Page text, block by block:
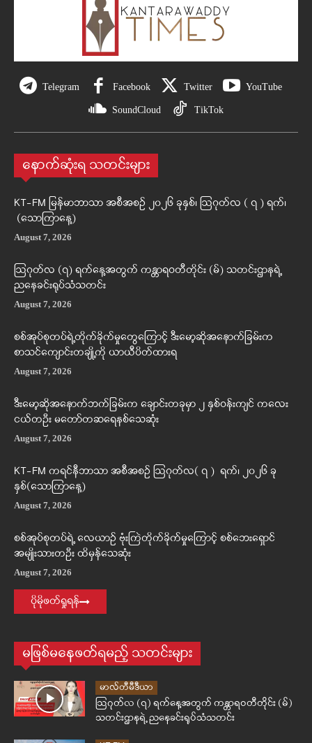
Telegram Facebook Twitter YouTube
SoundCloud TikTok
နောက်ဆုံးရ သတင်းများ
KT-FM မြန်မာဘာသာ အစီအစဉ် ၂၀၂၆ ခုနှစ်၊ ဩဂုတ်လ ( ၇ ) ရက်၊
(သောကြာနေ့)
August 7, 2026
ဩဂုတ်လ (၇) ရက်နေ့အတွက် ကန္တာရဝတီတိုင်း (မ်) သတင်းဌာနရဲ့
ညနေခင်းရုပ်သံသတင်း
August 7, 2026
စစ်အုပ်စုတပ်ရဲ့တိုက်ခိုက်မှုတွေကြောင့် ဒီးမော့ဆိုအနောက်ခြမ်းက
စာသင်ကျောင်းတချို့ကို ယာယီပိတ်ထားရ
August 7, 2026
ဒီးမော့ဆိုအနောက်ဘက်ခြမ်းက ချောင်းတခုမှာ ၂ နှစ်ဝန်းကျင် ကလေး
ငယ်တဦး မတော်တဆရေနစ်သေဆုံး
August 7, 2026
KT-FM ကရင်နီဘာသာ အစီအစဉ် ဩဂုတ်လ( ၇ ) ရက်၊ ၂၀၂၆ ခု
နှစ်(သောကြာနေ့)
August 7, 2026
စစ်အုပ်စုတပ်ရဲ့ လေယာဉ် ဗုံးကြဲတိုက်ခိုက်မှုကြောင့် စစ်ဘေးရှောင်
အမျိုးသားတဦး ထိမှန်သေဆုံး
August 7, 2026
ပိုမိုဖတ်ရှုရန်
မဖြစ်မနေဖတ်ရမည့် သတင်းများ
မာလ်တီမီဒီယာ
ဩဂုတ်လ (၇) ရက်နေ့အတွက် ကန္တာရဝတီတိုင်း (မ်)
သတင်းဌာနရဲ့ ညနေခင်းရုပ်သံသတင်း